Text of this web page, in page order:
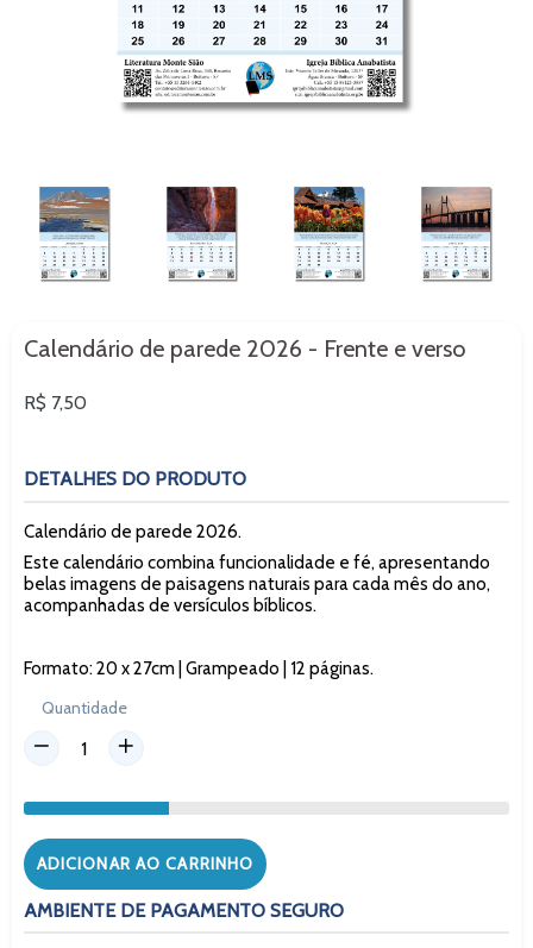
Calendário de parede 2026 - Frente e verso
Preço
R$ 7,50
DETALHES DO PRODUTO
Calendário de parede 2026.
Este calendário combina funcionalidade e fé, apresentando
belas imagens de paisagens naturais para cada mês do ano,
acompanhadas de versículos bíblicos.
Formato: 20 x 27cm | Grampeado | 12 páginas.
Quantidade
ADICIONAR AO CARRINHO
AMBIENTE DE PAGAMENTO SEGURO